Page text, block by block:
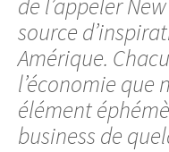
de l’appeler
source
Amérique.
l’économie que
élément
business de